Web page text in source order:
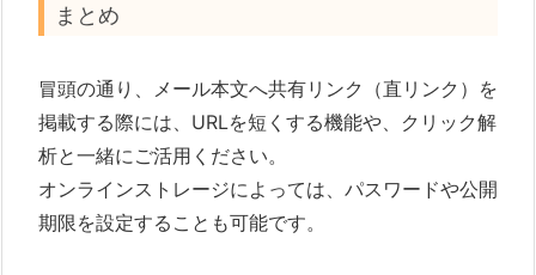
まとめ
冒頭の通り、メール本文へ共有リンク（直リンク）を
掲載する際には、URLを短くする機能や、クリック解
析と一緒にご活用ください。
オンラインストレージによっては、パスワードや公開
期限を設定することも可能です。